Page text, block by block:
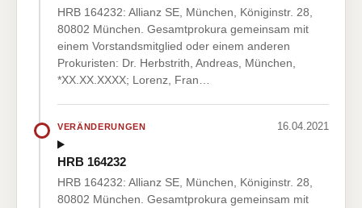
HRB 164232: Allianz SE, München, Königinstr. 28,
80802 München. Gesamtprokura gemeinsam mit
einem Vorstandsmitglied oder einem anderen
Prokuristen: Dr. Herbstrith, Andreas, München,
*XX.XX.XXXX; Lorenz, Fran…
VERÄNDERUNGEN 16.04.2021
HRB 164232
HRB 164232: Allianz SE, München, Königinstr. 28,
80802 München. Gesamtprokura gemeinsam mit